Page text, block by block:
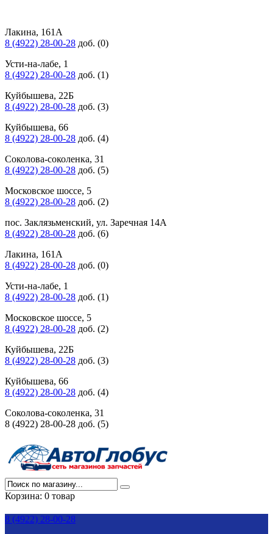
Лакина, 161А
8 (4922) 28-00-28 доб. (0)
Усти-на-лабе, 1
8 (4922) 28-00-28 доб. (1)
Куйбышева, 22Б
8 (4922) 28-00-28 доб. (3)
Куйбышева, 66
8 (4922) 28-00-28 доб. (4)
Соколова-соколенка, 31
8 (4922) 28-00-28 доб. (5)
Московское шоссе, 5
8 (4922) 28-00-28 доб. (2)
пос. Заклязьменский, ул. Заречная 14А
8 (4922) 28-00-28 доб. (6)
Лакина, 161А
8 (4922) 28-00-28 доб. (0)
Усти-на-лабе, 1
8 (4922) 28-00-28 доб. (1)
Московское шоссе, 5
8 (4922) 28-00-28 доб. (2)
Куйбышева, 22Б
8 (4922) 28-00-28 доб. (3)
Куйбышева, 66
8 (4922) 28-00-28 доб. (4)
Соколова-соколенка, 31
8 (4922) 28-00-28 доб. (5)
Корзина: 0 товар
8 (4922) 28-00-28